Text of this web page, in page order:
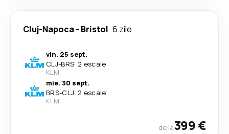
Cluj-Napoca- Bristol 6 zile
vin. 25 sept.
CLJ-BRS· 2 escale
KLM
mie. 30 sept.
BRS-CLJ· 2 escale
KLM
de la399 €